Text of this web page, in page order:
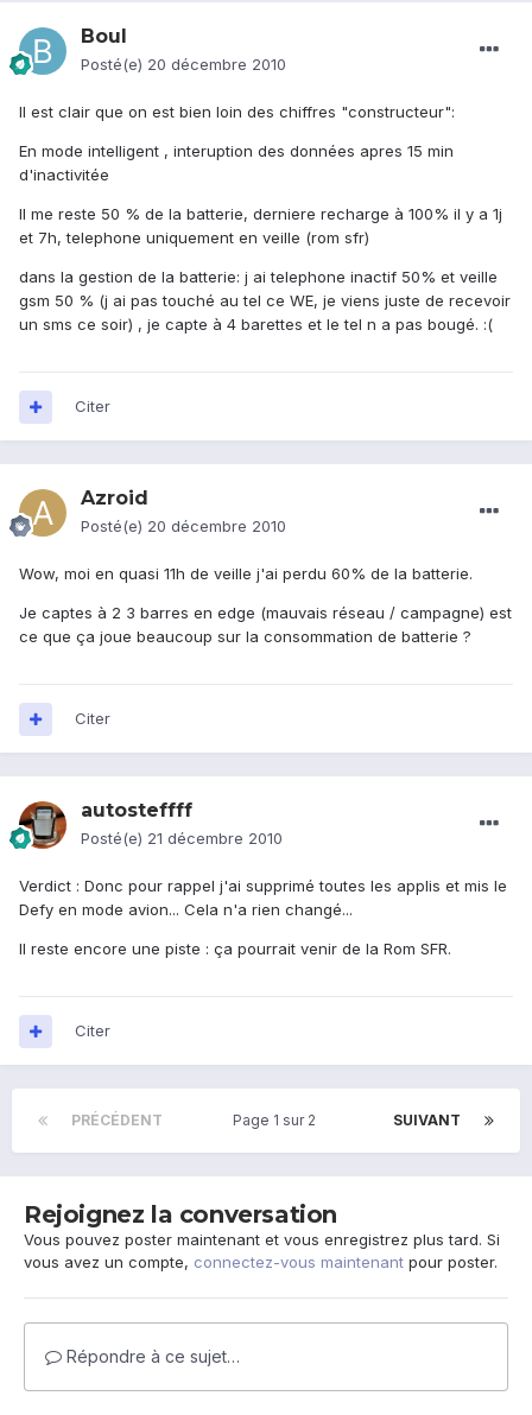
Boul
Posté(e) 20 décembre 2010
Il est clair que on est bien loin des chiffres "constructeur":
En mode intelligent , interuption des données apres 15 min
d'inactivitée
Il me reste 50 % de la batterie, derniere recharge à 100% il y a 1j
et 7h, telephone uniquement en veille (rom sfr)
dans la gestion de la batterie: j ai telephone inactif 50% et veille
gsm 50 % (j ai pas touché au tel ce WE, je viens juste de recevoir
un sms ce soir) , je capte à 4 barettes et le tel n a pas bougé. :(
Citer
Azroid
Posté(e) 20 décembre 2010
Wow, moi en quasi 11h de veille j'ai perdu 60% de la batterie.
Je captes à 2 3 barres en edge (mauvais réseau / campagne) est
ce que ça joue beaucoup sur la consommation de batterie ?
Citer
autosteffff
Posté(e) 21 décembre 2010
Verdict : Donc pour rappel j'ai supprimé toutes les applis et mis le
Defy en mode avion... Cela n'a rien changé...
Il reste encore une piste : ça pourrait venir de la Rom SFR.
Citer
PRÉCÉDENT SUIVANT
Page 1 sur 2
Rejoignez la conversation
Vous pouvez poster maintenant et vous enregistrez plus tard. Si
vous avez un compte, connectez-vous maintenant pour poster.
Répondre à ce sujet…